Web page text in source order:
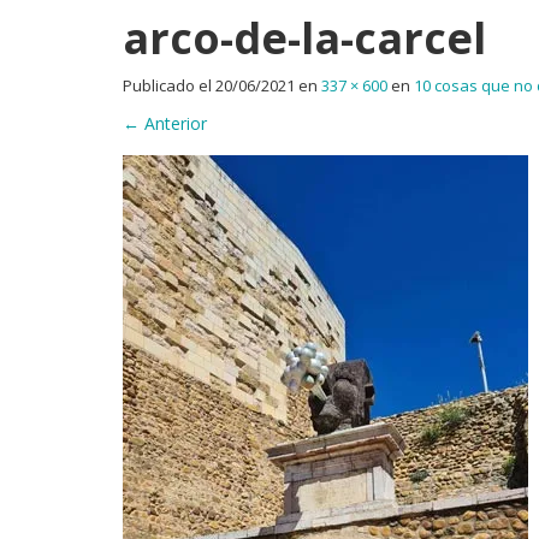
arco-de-la-carcel
Publicado el 20/06/2021 en 337 × 600en 10 cosas que
← Anterior